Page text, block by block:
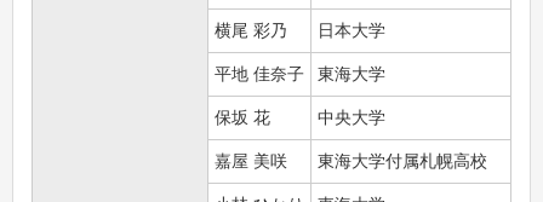
横尾 彩乃 日本大学
平地 佳奈子 東海大学
保坂 花 中央大学
嘉屋 美咲 東海大学付属札幌高校